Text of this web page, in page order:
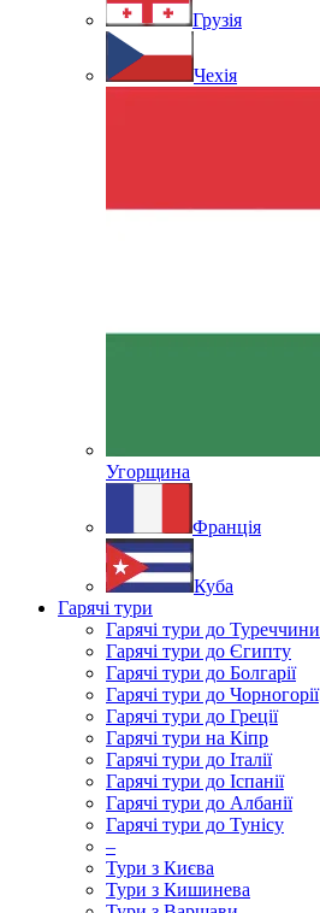
Грузія
Чехія
Угорщина
Франція
Куба
Гарячі тури
Гарячі тури до Туреччини
Гарячі тури до Єгипту
Гарячі тури до Болгарії
Гарячі тури до Чорногорії
Гарячі тури до Греції
Гарячі тури на Кіпр
Гарячі тури до Італії
Гарячі тури до Іспанії
Гарячі тури до Албанії
Гарячі тури до Тунісу
–
Тури з Києва
Тури з Кишинева